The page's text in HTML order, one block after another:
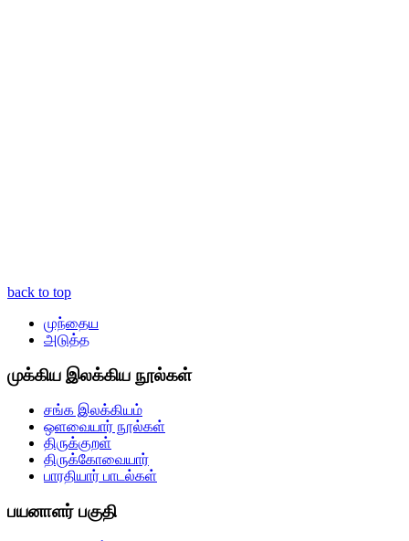
back to top
முந்தைய
அடுத்த
முக்கிய இலக்கிய நூல்கள்
சங்க இலக்கியம்
ஒளவையார் நூல்கள்
திருக்குறள்
திருக்கோவையார்
பாரதியார் பாடல்கள்
பயனாளர் பகுதி